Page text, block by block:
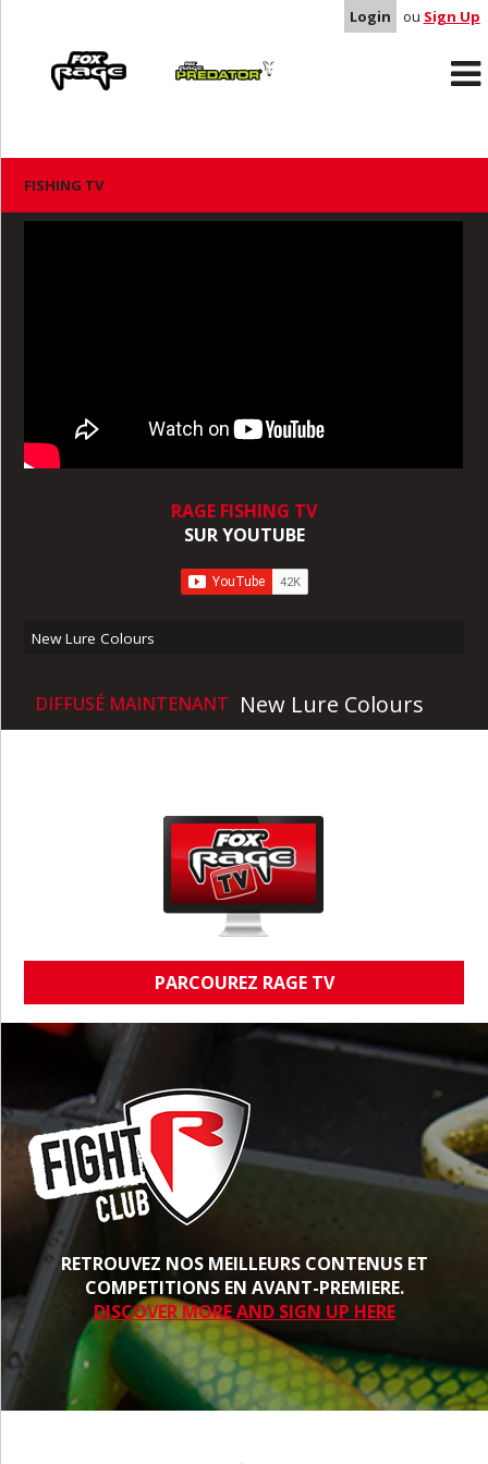
Login ou Sign Up
Predator
FISHING TV
RAGE FISHING TV
SUR YOUTUBE
New Lure Colours
DIFFUSÉ MAINTENANT New Lure Colours
PARCOUREZ RAGE TV
RETROUVEZ NOS MEILLEURS CONTENUS ET
COMPETITIONS EN AVANT-PREMIERE.
DISCOVER MORE AND SIGN UP HERE